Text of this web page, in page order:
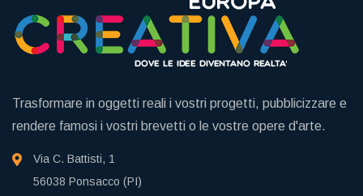
Trasformare in oggetti reali i vostri progetti, pubblicizzare e
rendere famosi i vostri brevetti o le vostre opere d'arte.
Via C. Battisti, 1
56038 Ponsacco (PI)